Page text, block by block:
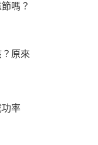
嗎？
原來
功率